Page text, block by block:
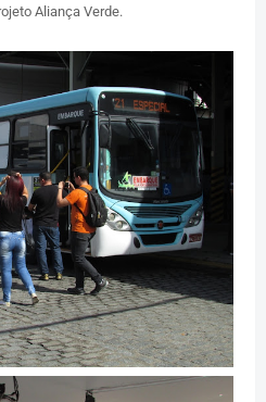
Aliança Verde.